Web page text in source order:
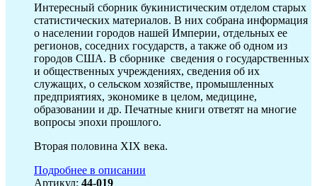
Интересный сборник букинистическим отделом старых
статистических материалов. В них собрана информация
о населении городов нашей Империи, отдельных ее
регионов, соседних государств, а также об одном из
городов США. В сборнике сведения о государственных
и общественных учреждениях, сведения об их
служащих, о сельском хозяйстве, промышленных
предприятиях, экономике в целом, медицине,
образовании и др. Печатные книги ответят на многие
вопросы эпохи прошлого.
Вторая половина XIX века.
Подробнее в описании
Артикул: 44-019